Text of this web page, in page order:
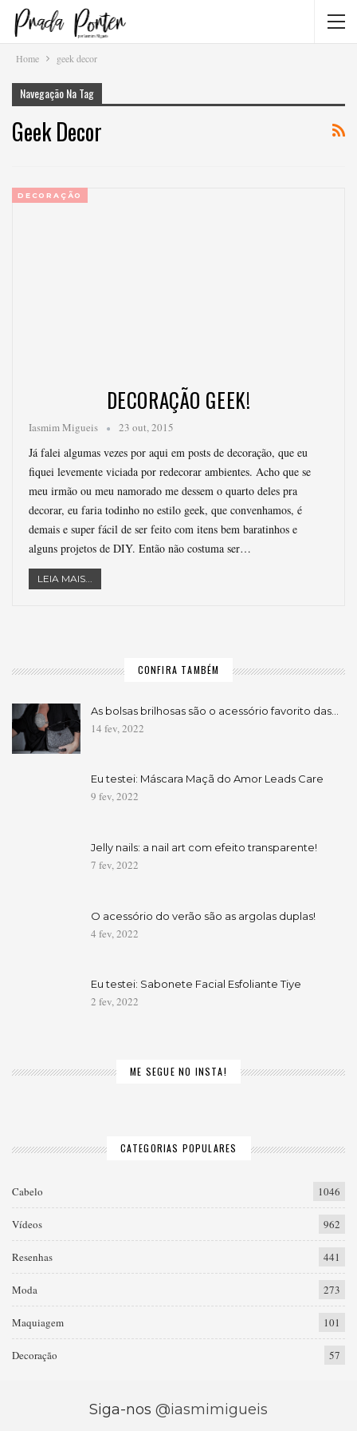
Home geek decor
Navegação Na Tag
Geek Decor
DECORAÇÃO
DECORAÇÃO GEEK!
Iasmim Migueis 23 out, 2015
Já falei algumas vezes por aqui em posts de decoração, que eu
fiquei levemente viciada por redecorar ambientes. Acho que se
meu irmão ou meu namorado me dessem o quarto deles pra
decorar, eu faria todinho no estilo geek, que convenhamos, é
demais e super fácil de ser feito com itens bem baratinhos e
alguns projetos de DIY. Então não costuma ser…
LEIA MAIS...
CONFIRA TAMBÉM
As bolsas brilhosas são o acessório favorito das…
14 fev, 2022
Eu testei: Máscara Maçã do Amor Leads Care
9 fev, 2022
Jelly nails: a nail art com efeito transparente!
7 fev, 2022
O acessório do verão são as argolas duplas!
4 fev, 2022
Eu testei: Sabonete Facial Esfoliante Tiye
2 fev, 2022
ME SEGUE NO INSTA!
CATEGORIAS POPULARES
Cabelo 1046
Vídeos 962
Resenhas 441
Moda 273
Maquiagem 101
Decoração 57
Siga-nos @iasmimigueis